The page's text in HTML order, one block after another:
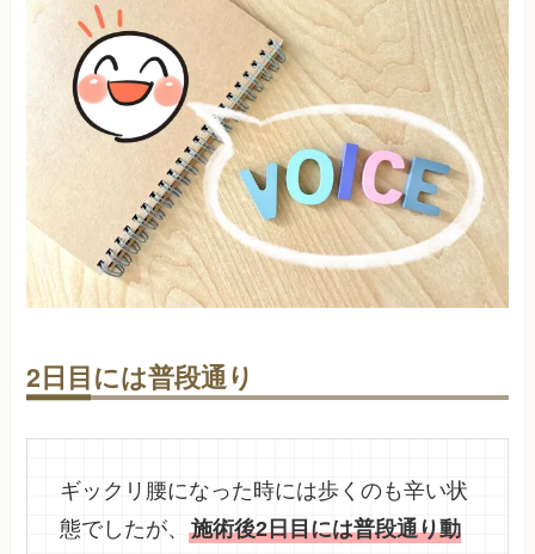
2日目には普段通り
ギックリ腰になった時には歩くのも辛い状
態でしたが、施術後2日目には普段通り動